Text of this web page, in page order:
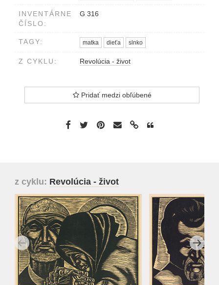
INVENTÁRNE
ČÍSLO:
G 316
TAGY: matka dieťa slnko
Z CYKLU: Revolúcia - život
Pridať medzi obľúbené
z cyklu: Revolúcia - život